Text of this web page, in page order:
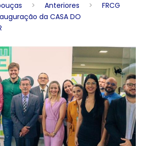
> Anteriores >
FRCG
da CASA DO